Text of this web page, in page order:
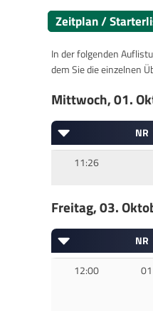
Zeitplan /
In der folgenden
dem Sie die einzelnen
Mittwoch, 01.
NR
11:26
Freitag, 03.
NR
12:00
01